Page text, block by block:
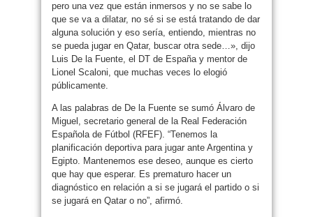
pero una vez que están inmersos y no se sabe lo
que se va a dilatar, no sé si se está tratando de dar
alguna solución y eso sería, entiendo, mientras no
se pueda jugar en Qatar, buscar otra sede…», dijo
Luis De la Fuente, el DT de España y mentor de
Lionel Scaloni, que muchas veces lo elogió
públicamente.
A las palabras de De la Fuente se sumó Álvaro de
Miguel, secretario general de la Real Federación
Española de Fútbol (RFEF). “Tenemos la
planificación deportiva para jugar ante Argentina y
Egipto. Mantenemos ese deseo, aunque es cierto
que hay que esperar. Es prematuro hacer un
diagnóstico en relación a si se jugará el partido o si
se jugará en Qatar o no”, afirmó.